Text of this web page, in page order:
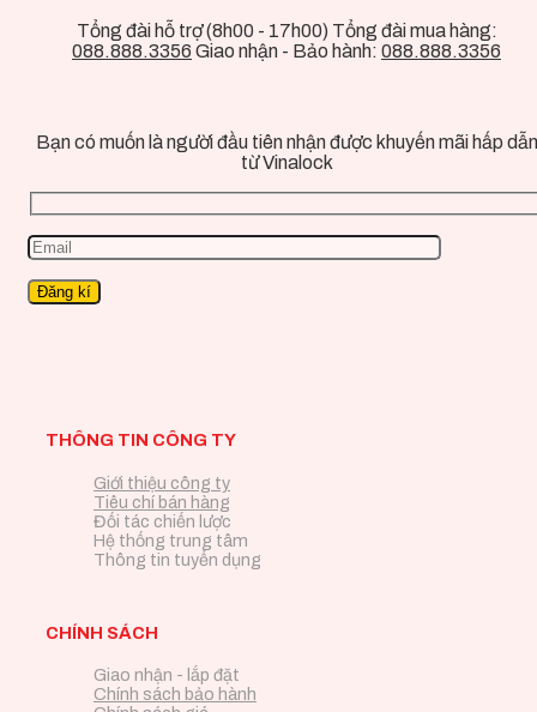
Tổng đài hỗ trợ (8h00 - 17h00) Tổng đài mua hàng:
088.888.3356 Giao nhận - Bảo hành: 088.888.3356
Bạn có muốn là người đầu tiên nhận được khuyến mãi hấp dẫn
từ Vinalock
THÔNG TIN CÔNG TY
Giới thiệu công ty
Tiêu chí bán hàng
Đối tác chiến lược
Hệ thống trung tâm
Thông tin tuyển dụng
CHÍNH SÁCH
Giao nhận - lắp đặt
Chính sách bảo hành